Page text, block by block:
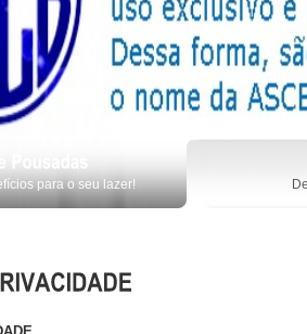
para o seu lazer!